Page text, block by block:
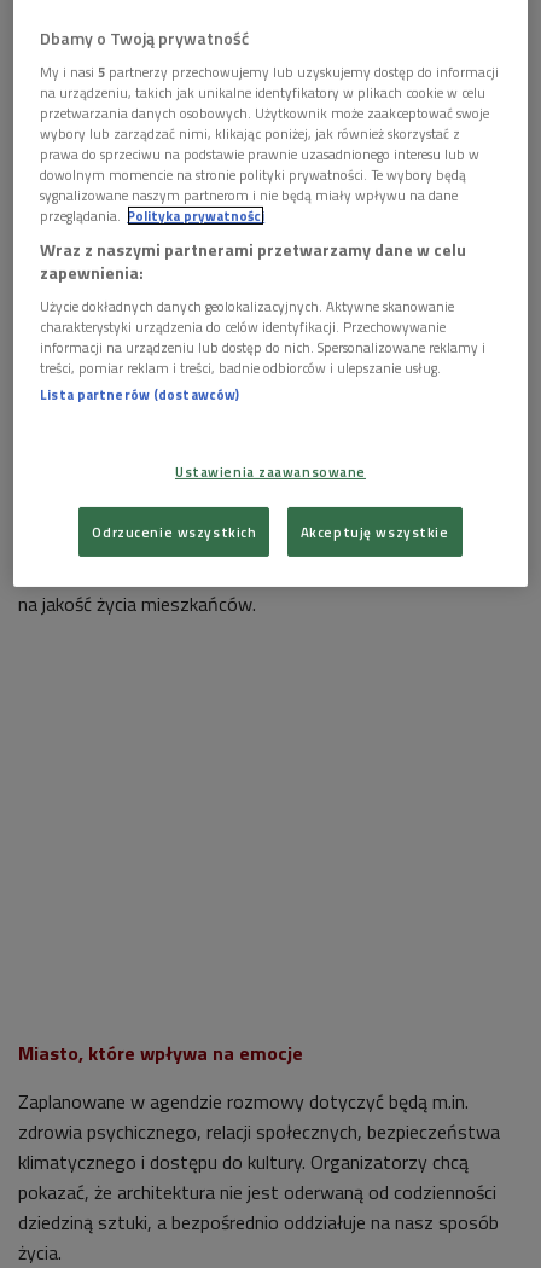
Nowoczesna architektura coraz częściej staje się tematem rozmowy nie tylko
o estetyce, ale także o jakości życia, relacjach społecznych i sposobie
funkcjonowania mieszkańców w przestrzeni miasta.
Foto: Shutterstock
Hasłem tegorocznej edycji spotkania jest "Przestrzeń –
wartość i odpowiedzialność". Organizatorzy kongresu chcą
spojrzeć na architekturę szerzej, a nie tylko przez pryzmat
estetyki czy inwestycji. Jak zaznaczają, w centrum uwagi
– Już najwyższy czas, żeby porozmawiać o architekturze, ale
w ujęciu społecznym – podkreślał Piotr Fokczyński, prezes
Krajowej Rady Izby Architektów RP. Jak dodaje, dobrze
na jakość życia mieszkańców.
Miasto, które wpływa na emocje
Zaplanowane w agendzie rozmowy dotyczyć będą m.in.
zdrowia psychicznego, relacji społecznych, bezpieczeństwa
klimatycznego i dostępu do kultury. Organizatorzy chcą
pokazać, że architektura nie jest oderwaną od codzienności
dziedziną sztuki, a bezpośrednio oddziałuje na nasz sposób
życia.
Dbamy o Twoją prywatność
My i nasi5 partnerzy przechowujemy lub uzyskujemy dostęp do informacji
na urządzeniu, takich jak unikalne identyfikatory w plikach cookie w celu
przetwarzania danych osobowych. Użytkownik może zaakceptować swoje
wybory lub zarządzać nimi, klikając poniżej, jak również skorzystać z
prawa do sprzeciwu na podstawie prawnie uzasadnionego interesu lub w
dowolnym momencie na stronie polityki prywatności. Te wybory będą
sygnalizowane naszym partnerom i nie będą miały wpływu na dane
przeglądania. Polityka prywatności
Wraz z naszymi partnerami przetwarzamy dane w celu
zapewnienia:
Użycie dokładnych danych geolokalizacyjnych. Aktywne skanowanie
charakterystyki urządzenia do celów identyfikacji. Przechowywanie
informacji na urządzeniu lub dostęp do nich. Spersonalizowane reklamy i
treści, pomiar reklam i treści, badnie odbiorców i ulepszanie usług.
Lista partnerów (dostawców)
Ustawienia zaawansowane
Odrzucenie wszystkich Akceptuję wszystkie